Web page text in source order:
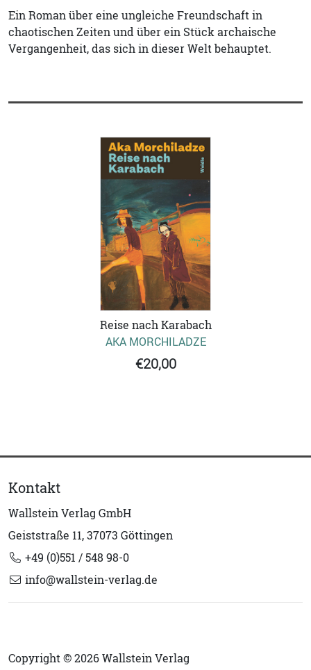
Ein Roman über eine ungleiche Freundschaft in
chaotischen Zeiten und über ein Stück archaische
Vergangenheit, das sich in dieser Welt behauptet.
Reise nach Karabach
AKA MORCHILADZE
€20,00
Kontakt
Wallstein Verlag GmbH
Geiststraße 11, 37073 Göttingen
+49 (0)551 / 548 98-0
info@wallstein-verlag.de
Copyright © 2026 Wallstein Verlag